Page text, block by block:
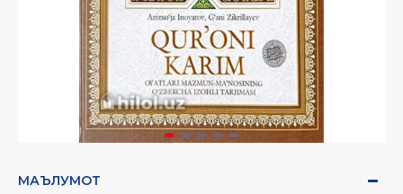
МАЪЛУМОТ